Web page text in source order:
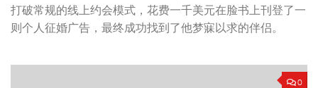
打破常规的线上约会模式，花费一千美元在脸书上刊登了一
则个人征婚广告，最终成功找到了他梦寐以求的伴侣。
0